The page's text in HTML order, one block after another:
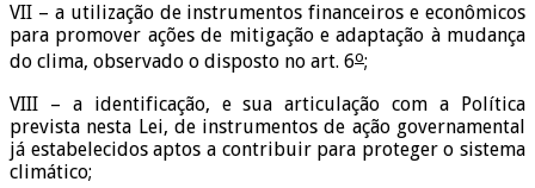
VII – a utilização de instrumentos financeiros e econômicos
para promover ações de mitigação e adaptação à mudança
do clima, observado o disposto no art. 6o;
VIII – a identificação, e sua articulação com a Política
prevista nesta Lei, de instrumentos de ação governamental
já estabelecidos aptos a contribuir para proteger o sistema
climático;